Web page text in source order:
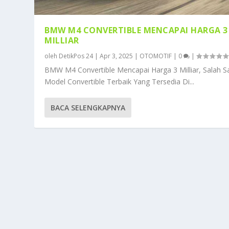
BMW M4 CONVERTIBLE MENCAPAI HARGA 3
MILLIAR
oleh DetikPos 24|Apr 3, 2025 | OTOMOTIF | 0 |
BMW M4 Convertible Mencapai Harga 3 Milliar, Salah
Model Convertible Terbaik Yang Tersedia Di...
BACA SELENGKAPNYA